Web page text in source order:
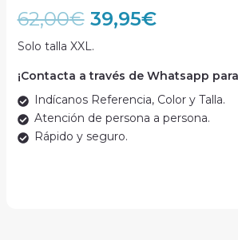
62,00€ 39,95€
Solo talla XXL.
¡Contacta a través de Whatsapp
Indícanos Referencia, Color y Talla.
Atención de persona a persona.
Rápido y seguro.